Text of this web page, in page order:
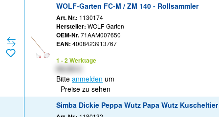
WOLF-Garten FC-M / ZM 140 - Rollsammler
Art. Nr.: 1130174
Hersteller: WOLF-Garten
OEM-Nr.71AAM007650
EAN: 4008423913767
1 - 2 Werktage
Bitte anmelden um
Preise zu sehen
Simba Dickie Peppa Wutz Papa Wutz Kuscheltier